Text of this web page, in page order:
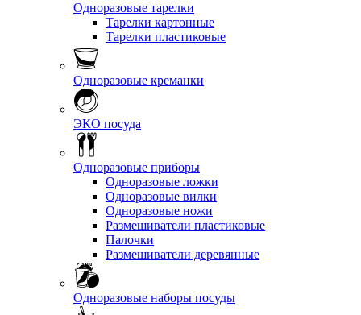
Одноразовые тарелки
Тарелки картонные
Тарелки пластиковые
Одноразовые креманки
ЭКО посуда
Одноразовые приборы
Одноразовые ложки
Одноразовые вилки
Одноразовые ножи
Размешиватели пластиковые
Палочки
Размешиватели деревянные
Одноразовые наборы посуды